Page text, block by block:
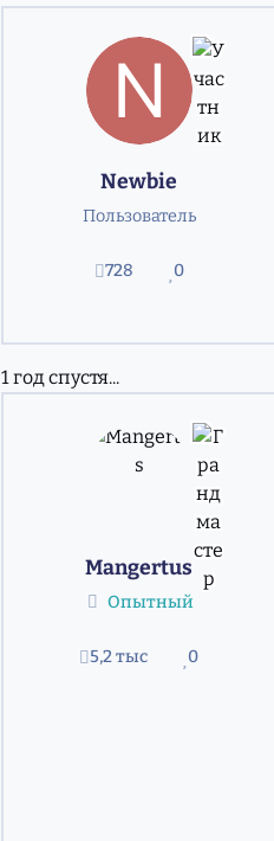
Newbie
Пользователь
728
сообщения
0
Репутация
1 год спустя...
Mangertus
Опытный
5,2 тыс
сообщения
0
Репутация